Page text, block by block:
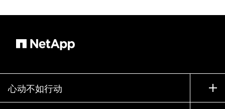
心动不如行动